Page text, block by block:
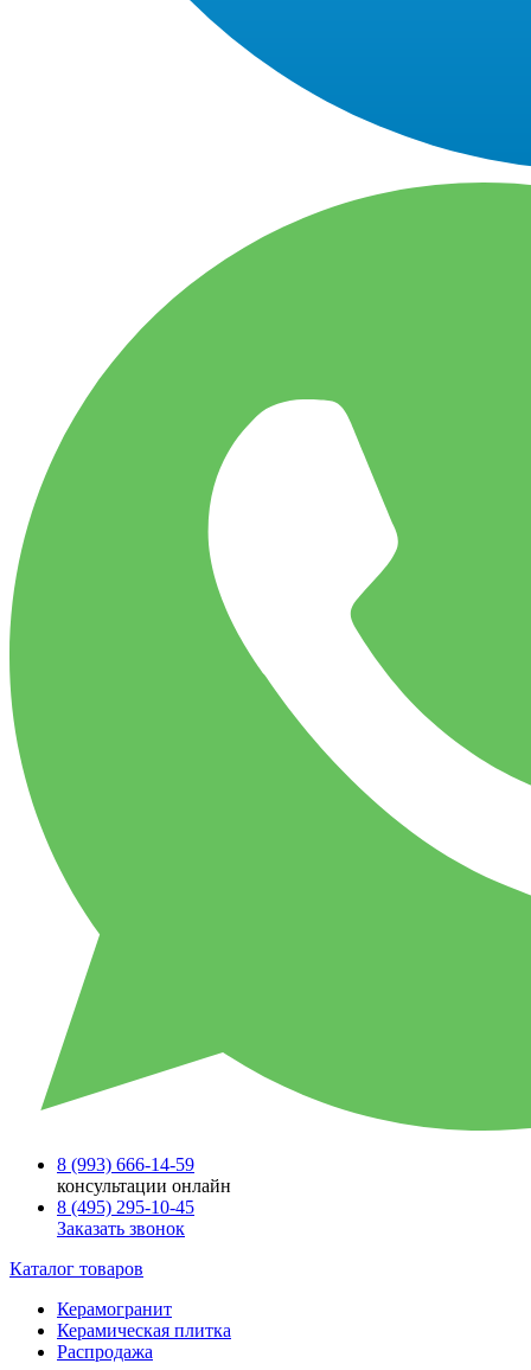
8 (993) 666-14-59
консультации онлайн
8 (495) 295-10-45
Заказать звонок
Каталог товаров
Керамогранит
Керамическая плитка
Распродажа